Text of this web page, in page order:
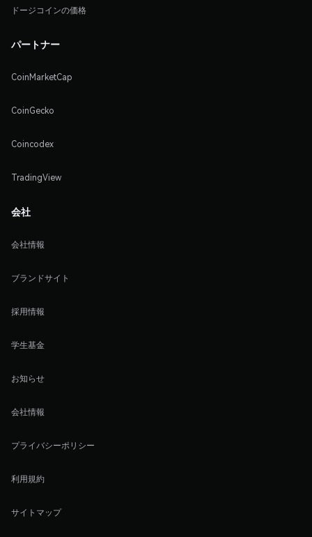
ドージコインの価格
パートナー
CoinMarketCap
CoinGecko
Coincodex
TradingView
会社
会社情報
ブランドサイト
採用情報
学生基金
お知らせ
会社情報
プライバシーポリシー
利用規約
サイトマップ